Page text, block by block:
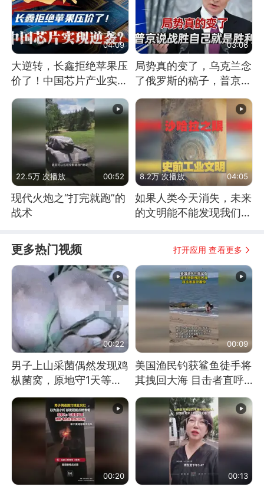
04:09
大逆转，长鑫拒绝苹果压
价了！中国芯片产业实现
03:06
局势真的变了，乌克兰念
了俄罗斯的稿子，普京说
22.5万 次播放 00:52
现代火炮之“打完就跑”的
战术
8.2万 次播放 04:05
如果人类今天消失，未来
的文明能不能发现我们存
更多热门视频 打开应用 查看更多
00:22
男子上山采菌偶然发现鸡
枞菌窝，原地守1天等它
长大：挖了140多朵
00:09
美国渔民钓获鲨鱼徒手将
其拽回大海 目击者直呼
震惊 （视频来源：参考
消息）
00:20 00:13